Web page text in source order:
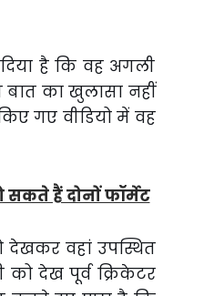
है कि वह अगली
का खुलासा नहीं
गए वीडियो में वह
हैं दोनों फॉर्मेट
देखकर वहां उपस्थित
देख पूर्व क्रिकेटर